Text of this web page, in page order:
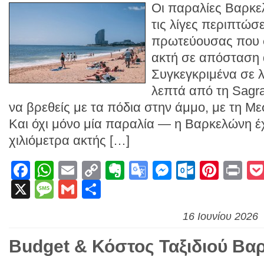
Οι παραλίες
τις λίγες
πρωτεύουσας που
ακτή σε απόσταση
Συγκεγκριμένα σε
λεπτά από τη
να βρεθείς με τα πόδια στην άμμο, με τη
Και όχι μόνο μία παραλία — η Βαρκελώνη
χιλιόμετρα ακτής […]
Facebook
WhatsApp
EmailCopyEvernote
Google
X
Message
Gmail
16 Ιουνίου 2026
Budget & Κόστος Ταξιδιού